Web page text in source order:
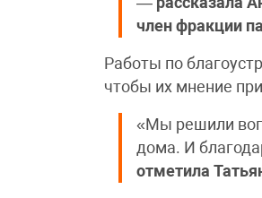
член фракции
Работы по
чтобы их мнение
«Мы решили
дома. И
отметила